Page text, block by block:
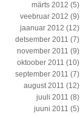
märts 2012 (5)
veebruar 2012 (9)
jaanuar 2012 (12)
detsember 2011 (7)
november 2011 (9)
oktoober 2011 (10)
september 2011 (7)
august 2011 (12)
juuli 2011 (8)
juuni 2011 (5)